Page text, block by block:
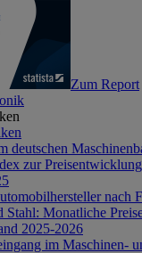
Zum Report
deutschen
zur
nach
Stahl: Monatliche
2025-2026
im Maschinen-